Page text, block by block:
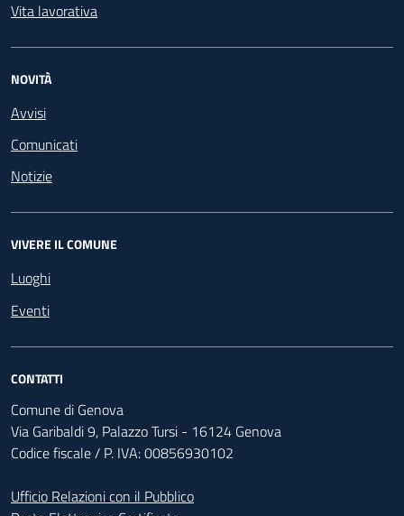
Vita lavorativa
NOVITÀ
Avvisi
Comunicati
Notizie
VIVERE IL COMUNE
Luoghi
Eventi
CONTATTI
Comune di Genova
Via Garibaldi 9, Palazzo Tursi - 16124 Genova
Codice fiscale / P. IVA: 00856930102
Ufficio Relazioni con il Pubblico